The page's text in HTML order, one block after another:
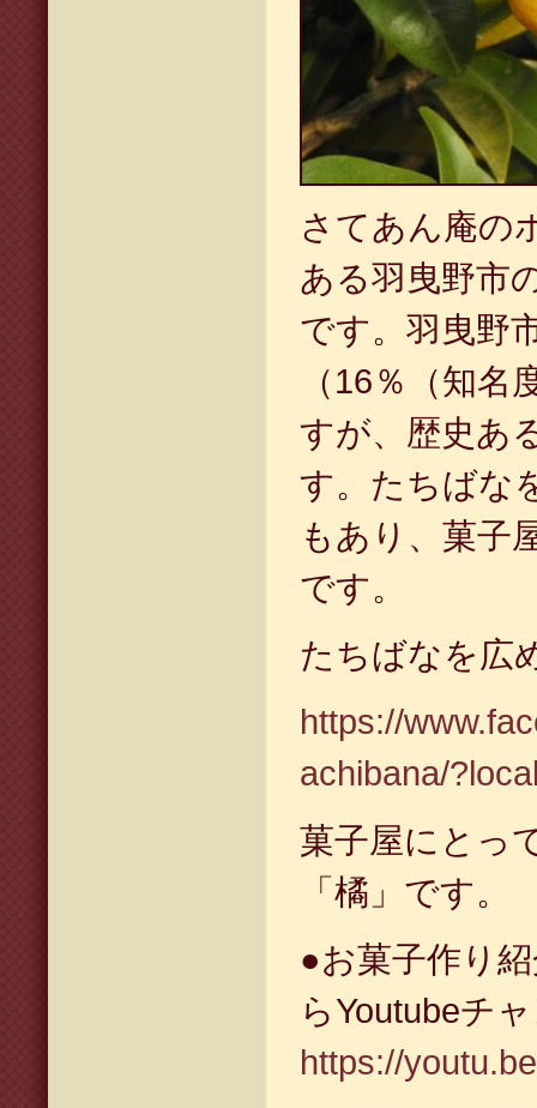
さてあん庵の
ある羽曳野市
です。羽曳野
（16％（知名
すが、歴史あ
す。たちばな
もあり、菓子
です。
たちばなを広
https://
achibana/
菓子屋にとっ
「橘」です。
●お菓子作り
らYoutubeチ
https://